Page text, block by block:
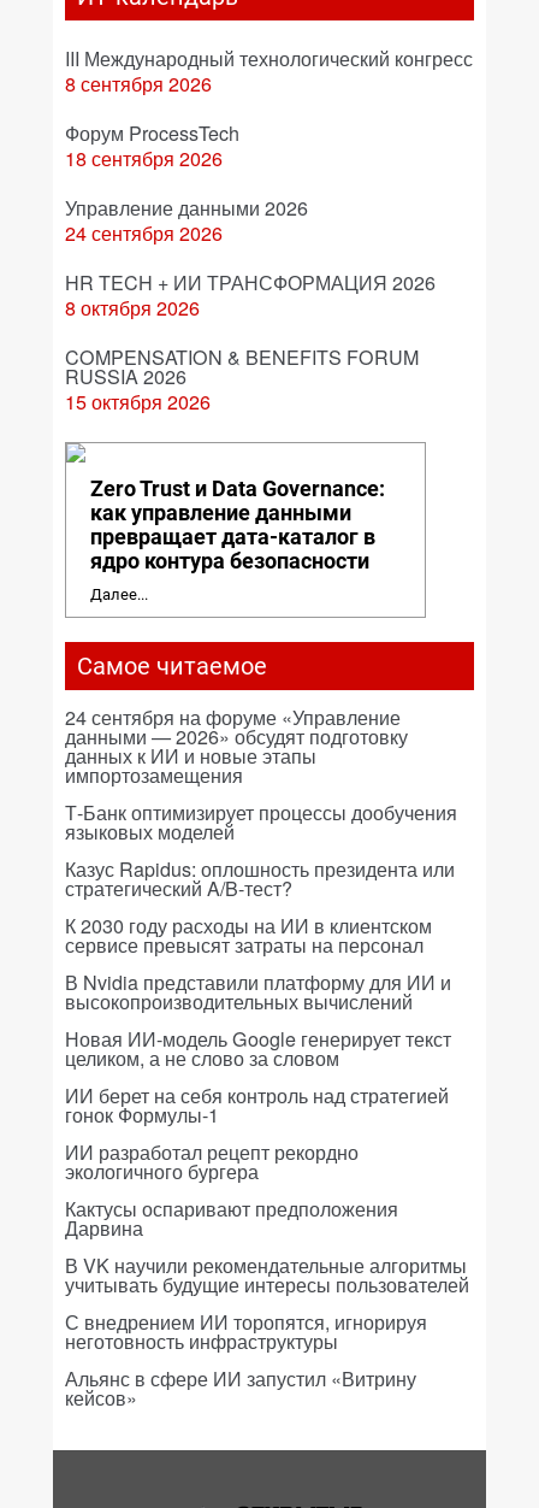
III Международный технологический конгресс
8 сентября 2026
Форум ProcessTech
18 сентября 2026
Управление данными 2026
24 сентября 2026
HR TECH + ИИ ТРАНСФОРМАЦИЯ 2026
8 октября 2026
COMPENSATION & BENEFITS FORUM
RUSSIA 2026
15 октября 2026
Zero Trust и Data Governance:
как управление данными
превращает дата-каталог в
ядро контура безопасности
Далее...
Самое читаемое
24 сентября на форуме «Управление
данными — 2026» обсудят подготовку
данных к ИИ и новые этапы
импортозамещения
Т-Банк оптимизирует процессы дообучения
языковых моделей
Казус Rapidus: оплошность президента или
стратегический A/B-тест?
К 2030 году расходы на ИИ в клиентском
сервисе превысят затраты на персонал
В Nvidia представили платформу для ИИ и
высокопроизводительных вычислений
Новая ИИ-модель Google генерирует текст
целиком, а не слово за словом
ИИ берет на себя контроль над стратегией
гонок Формулы-1
ИИ разработал рецепт рекордно
экологичного бургера
Кактусы оспаривают предположения
Дарвина
В VK научили рекомендательные алгоритмы
учитывать будущие интересы пользователей
С внедрением ИИ торопятся, игнорируя
неготовность инфраструктуры
Альянс в сфере ИИ запустил «Витрину
кейсов»